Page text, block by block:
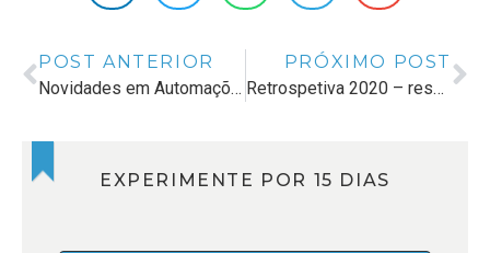
POST ANTERIOR
Novidades em Automações! Mais opções para redução de custos
PRÓXIMO POST
Retrospetiva 2020 – resumo dos lançamentos técnicos e funcionalidades
EXPERIMENTE POR 15 DIAS